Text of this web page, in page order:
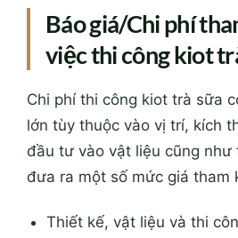
Báo giá/Chi phí
việc thi công kiot
Chi phí thi công kiot trà sữa
lớn tùy thuộc vào vị trí, kích
đầu tư vào vật liệu cũng như
đưa ra một số mức giá tham
Thiết kế, vật liệu và thi